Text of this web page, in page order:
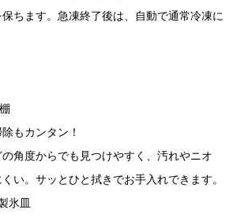
ちます。急凍終了後は、自動で通常冷凍に
もカンタン！
角度からでも見つけやすく、汚れやニオ
い。サッとひと拭きでお手入れできます。
氷皿